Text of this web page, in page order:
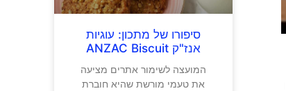
סיפורו של מתכון: עוגיות
אנז"ק ANZAC Biscuit
המועצה לשימור אתרים מציעה
את טעמי מורשת שהיא חוברת